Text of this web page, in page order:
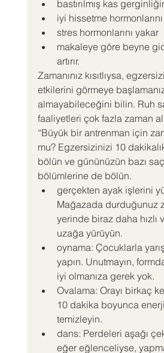
bastırılmış kas
iyi hissetme hormonlarını
stres hormonlarını yakar
makaleye göre beyne
artırır.
Zamanınız kısıtlıysa,
etkilerini görmeye
almayabileceğini bilin. Ruh
faaliyetleri çok fazla zaman
“Büyük bir antrenman için
mu? Egzersizinizi 10
bölün ve gününüzün bazı
bölümlerine de bölün.
gerçekten ayak işlerini
Mağazada durduğunuz
yerinde biraz daha hızlı
uzağa yürüyün.
oynama: Çocuklarla
yapın. Unutmayın,
iyi olmanıza gerek yok.
Ovalama: Orayı birkaç
10 dakika boyunca
temizleyin.
dans: Perdeleri aşağı
eğer eğlenceliyse, yapma